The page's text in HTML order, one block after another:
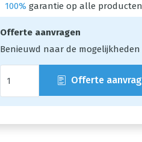
100% garantie op alle producten
Offerte aanvragen
Benieuwd naar de
Offerte